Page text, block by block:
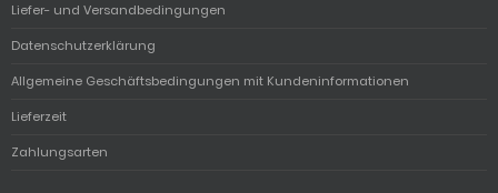
Liefer- und Versandbedingungen
Datenschutzerklärung
Allgemeine Geschäftsbedingungen mit Kundeninformationen
Lieferzeit
Zahlungsarten